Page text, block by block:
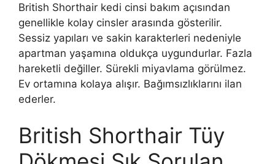
British Shorthair kedi cinsi bakım açısından
genellikle kolay cinsler arasında gösterilir.
Sessiz yapıları ve sakin karakterleri nedeniyle
apartman yaşamına oldukça uygundurlar. Fazla
hareketli değiller. Sürekli miyavlama görülmez.
Ev ortamına kolaya alışır. Bağımsızlıklarını ilan
ederler.
British Shorthair Tüy